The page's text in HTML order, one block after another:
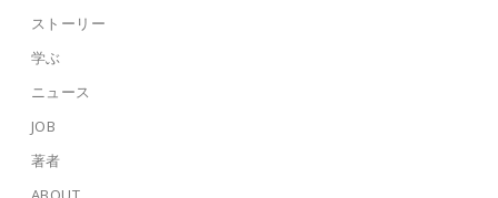
ストーリー
学ぶ
ニュース
JOB
著者